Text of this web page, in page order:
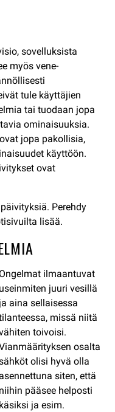
sovelluksista
myös vene-
tule käyttäjien
tai tuodaan jopa
ominaisuuksia.
jopa pakollisia,
käyttöön.
ovat
Perehdy
lisää.
Ongelmat ilmaantuvat
useinmiten juuri vesillä
ja aina sellaisessa
missä niitä
toivoisi.
osalta
olisi hyvä olla
asennettuna siten, että
niihin pääsee helposti
käsiksi ja esim.